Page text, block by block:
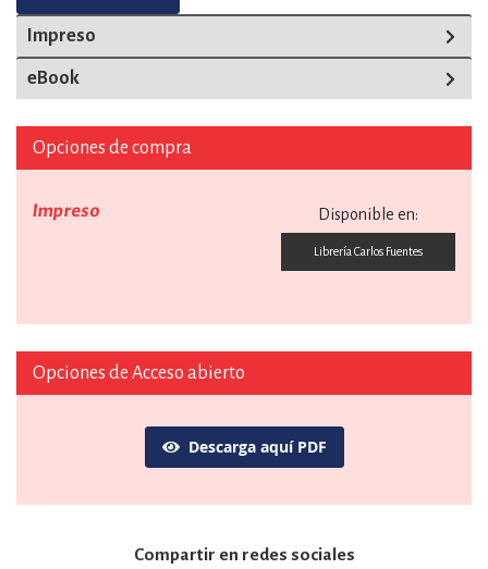
Impreso
eBook
Opciones de compra
Impreso Disponible en:
Librería Carlos Fuentes
Opciones de Acceso abierto
Descarga aquí PDF
Compartir en redes sociales